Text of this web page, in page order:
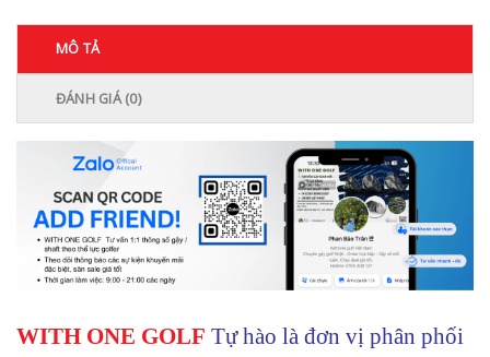
MÔ TẢ
ĐÁNH GIÁ (0)
WITH ONE GOLF Tự hào là đơn vị phân phối